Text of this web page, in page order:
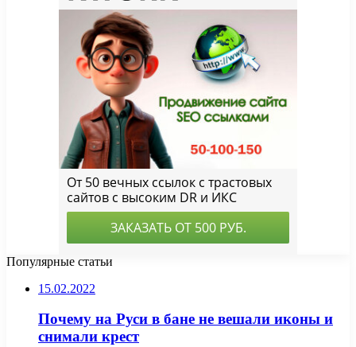
Популярные статьи
15.02.2022
Почему на Руси в бане не вешали иконы и
снимали крест